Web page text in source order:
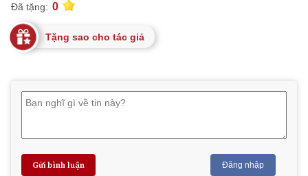
Đã tặng: 0
Tặng sao cho tác giả
Gửi bình luận Đăng nhập